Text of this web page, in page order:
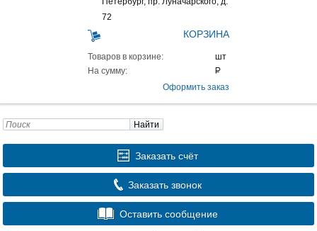
72
КОРЗИНА
Товаров в корзине:
На сумму:
Оформить заказ
Найти
Заказать счёт
Заказать звонок
Оставить сообщение